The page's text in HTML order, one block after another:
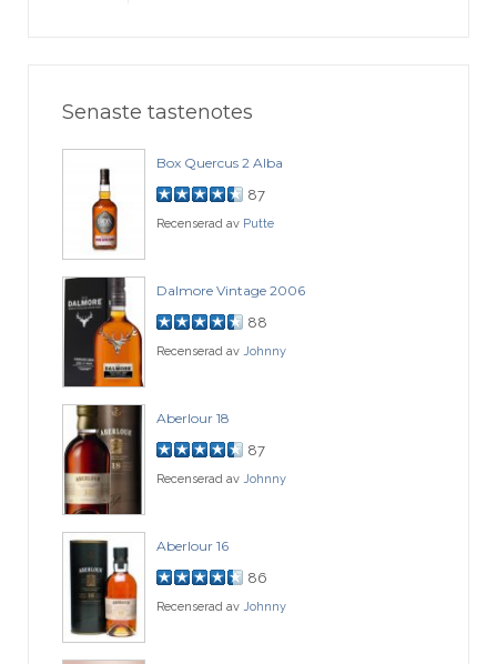
Senaste tastenotes
Box Quercus 2 Alba
87
Recenserad av Putte
Dalmore Vintage 2006
88
Recenserad av Johnny
Aberlour 18
87
Recenserad av Johnny
Aberlour 16
86
Recenserad av Johnny